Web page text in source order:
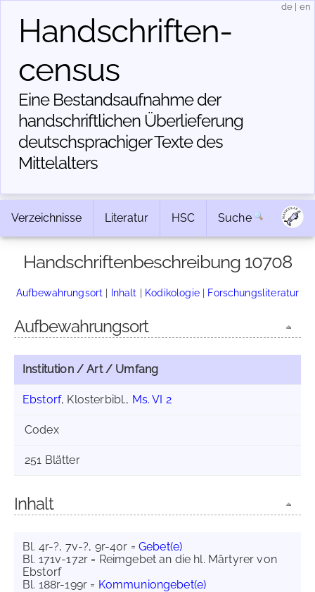
Handschriften­
census
Eine Bestandsaufnahme der
handschriftlichen Über­lieferung
deutschsprachiger Texte des
Mittelalters
de en
Verzeichnisse Literatur HSC Suche
Handschriftenbeschreibung 10708
Aufbewahrungsort | Inhalt | Kodikologie| Forschungsliteratur
Aufbewahrungsort
Institution / Art / Umfang
Ebstorf, Klosterbibl., Ms. VI 2
Codex
251 Blätter
Inhalt
Bl. 4r-?, 7v-?, 9r-40r = Gebet(e)
Bl. 171v-172r = Reimgebet an die hl. Märtyrer von
Ebstorf
Bl. 188r-199r = Kommuniongebet(e)